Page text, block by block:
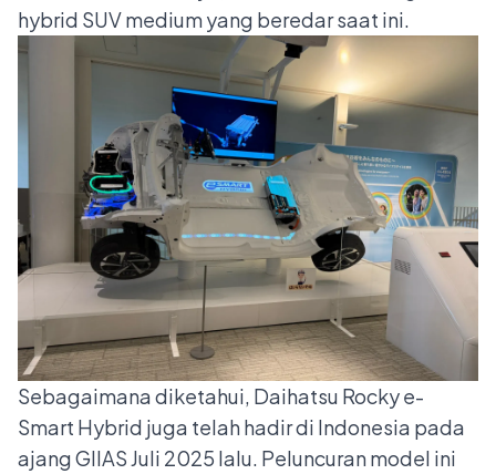
hybrid SUV medium yang beredar saat ini.
Sebagaimana diketahui, Daihatsu Rocky e-
Smart Hybrid juga telah hadir di Indonesia pada
ajang GIIAS Juli 2025 lalu. Peluncuran model ini